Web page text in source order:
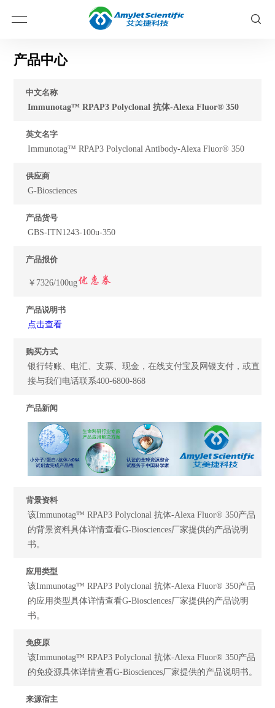
产品中心
中文名称
Immunotag™ RPAP3 Polyclonal 抗体-Alexa Fluor® 350
英文名字
Immunotag™ RPAP3 Polyclonal Antibody-Alexa Fluor® 350
供应商
G-Biosciences
产品货号
GBS-ITN1243-100u-350
产品报价
￥7326/100ug
产品说明书
点击查看
购买方式
银行转账、电汇、支票、现金，在线支付宝及网银支付，或直
接与我们电话联系400-6800-868
产品新闻
背景资料
该Immunotag™ RPAP3 Polyclonal 抗体-Alexa Fluor® 350产品
的背景资料具体详情查看G-Biosciences厂家提供的产品说明
书。
应用类型
该Immunotag™ RPAP3 Polyclonal 抗体-Alexa Fluor® 350产品
的应用类型具体详情查看G-Biosciences厂家提供的产品说明
书。
免疫原
该Immunotag™ RPAP3 Polyclonal 抗体-Alexa Fluor® 350产品
的免疫源具体详情查看G-Biosciences厂家提供的产品说明书。
来源宿主